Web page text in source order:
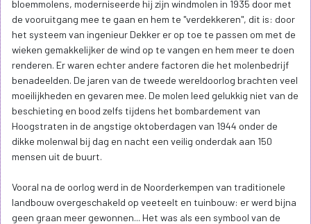
bloemmolens, moderniseerde hij zijn windmolen in 1935 door met
de vooruitgang mee te gaan en hem te "verdekkeren", dit is: door
het systeem van ingenieur Dekker er op toe te passen om met de
wieken gemakkelijker de wind op te vangen en hem meer te doen
renderen. Er waren echter andere factoren die het molenbedrijf
benadeelden. De jaren van de tweede wereldoorlog brachten veel
moeilijkheden en gevaren mee. De molen leed gelukkig niet van de
beschieting en bood zelfs tijdens het bombardement van
Hoogstraten in de angstige oktoberdagen van 1944 onder de
dikke molenwal bij dag en nacht een veilig onderdak aan 150
mensen uit de buurt.
Vooral na de oorlog werd in de Noorderkempen van traditionele
landbouw overgeschakeld op veeteelt en tuinbouw: er werd bijna
geen graan meer gewonnen... Het was als een symbool van de